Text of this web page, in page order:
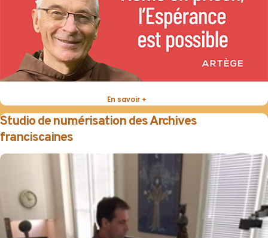
En savoir +
Studio de numérisation des Archives
franciscaines